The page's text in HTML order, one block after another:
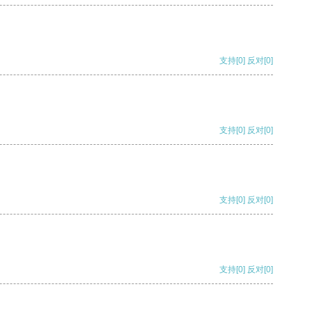
支持[0] 反对[0]
支持[0] 反对[0]
支持[0] 反对[0]
支持[0] 反对[0]